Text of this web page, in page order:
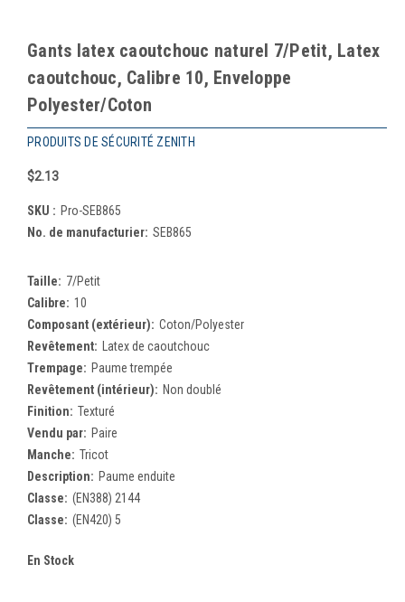
Gants latex caoutchouc naturel 7/Petit, Latex
caoutchouc, Calibre 10, Enveloppe
Polyester/Coton
PRODUITS DE SÉCURITÉ ZENITH
$2.13
SKU : Pro-SEB865
No. de manufacturier: SEB865
Taille: 7/Petit
Calibre: 10
Composant (extérieur): Coton/Polyester
Revêtement:
Latex de caoutchouc
Trempage: Paume trempée
Revêtement (intérieur): Non doublé
Finition: Texturé
Vendu par: Paire
Manche: Tricot
Description: Paume enduite
Classe: (EN388) 2144
Classe: (EN420) 5
En Stock